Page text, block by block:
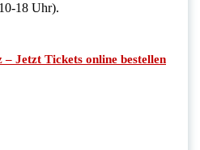
18 Uhr).
Jetzt Tickets online bestellen